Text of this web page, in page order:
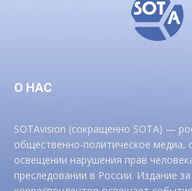
О НАС
SOTAvision (сокращенно SOTA) —
общественно-политическое медиа,
освещении нарушения прав
преследовании в России. Издание